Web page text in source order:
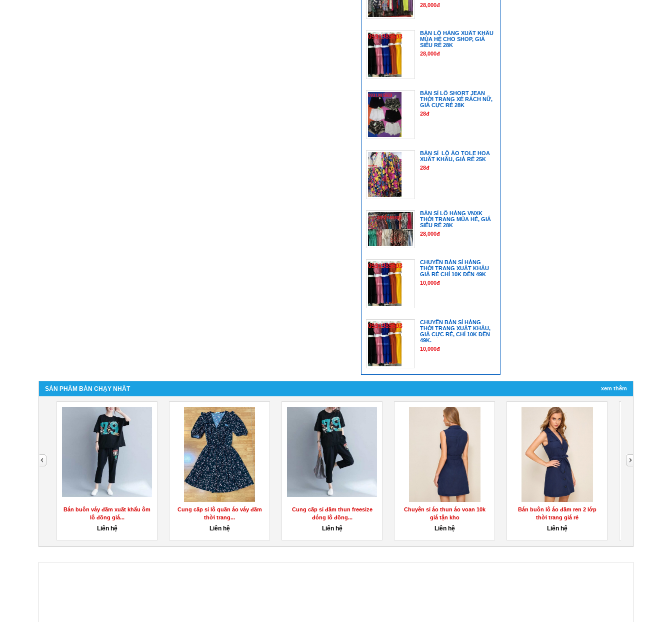
28,000đ
BÁN LÔ HÀNG XUẤT KHẨU
MÙA HÈ CHO SHOP, GIÁ
SIÊU RẺ 28K
28,000đ
BÁN SỈ LÔ SHORT JEAN
THỜI TRANG XÉ RÁCH NỮ,
GIÁ CỰC RẺ 28K
28đ
BÁN SỈ LÔ ÁO TOLE HOA
XUẤT KHẨU, GIÁ RẺ 25K
28đ
BÁN SỈ LÔ HÀNG VNXK
THỜI TRANG MÙA HÈ, GIÁ
SIÊU RẺ 28K
28,000đ
CHUYÊN BÁN SỈ HÀNG
THỜI TRANG XUẤT KHẨU
GIÁ RẺ CHỈ 10K ĐẾN 49K
10,000đ
CHUYÊN BÁN SỈ HÀNG
THỜI TRANG XUẤT KHẨU,
GIÁ CỰC RẺ, CHỈ 10K ĐẾN
49K.
10,000đ
SẢN PHẨM BÁN CHẠY NHẤT xem thêm
Bán buôn váy đầm xuất khẩu ôm
lô đồng giá...
Liên hệ
Cung cấp sỉ lô quần áo váy đầm
thời trang...
Liên hệ
Cung cấp sỉ đầm thun freesize
đóng lô đồng...
Liên hệ
Chuyên sỉ áo thun áo voan 10k
giá tận kho
Liên hệ
Bán buôn lô áo đầm ren 2 lớp
thời trang giá rẻ
Liên hệ